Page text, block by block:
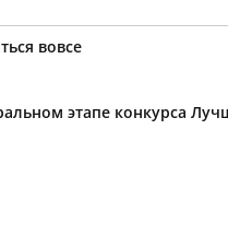
вовсе
этапе конкурса